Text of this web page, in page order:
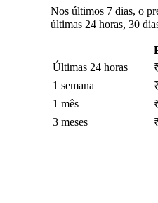
Nos últimos 7 dias, o
últimas 24 horas, 30
Últimas 24 horas
1 semana
1 mês
3 meses